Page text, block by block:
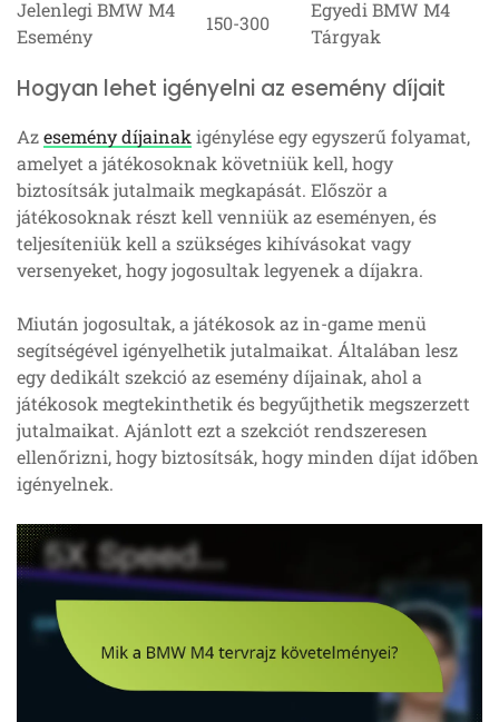
Jelenlegi BMW M4
Esemény
150-300
Egyedi BMW M4
Tárgyak
Hogyan lehet igényelni az esemény díjait
Azesemény díjainakigénylése egy egyszerű folyamat,
amelyet a játékosoknak követniük kell, hogy
biztosítsák jutalmaik megkapását. Először a
játékosoknak részt kell venniük az eseményen, és
teljesíteniük kell a szükséges kihívásokat vagy
versenyeket, hogy jogosultak legyenek a díjakra.
Miután jogosultak, a játékosok az in-game menü
segítségével igényelhetik jutalmaikat. Általában lesz
egy dedikált szekció az esemény díjainak, ahol a
játékosok megtekinthetik és begyűjthetik megszerzett
jutalmaikat. Ajánlott ezt a szekciót rendszeresen
ellenőrizni, hogy biztosítsák, hogy minden díjat időben
igényelnek.